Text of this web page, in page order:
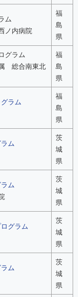
ム
ノ内病院
福
島
県
グラム
総合南東北
福
島
県
ラム
福
島
県
ム
茨
城
県
ム
茨
城
県
グラム
茨
城
県
ム
茨
城
県